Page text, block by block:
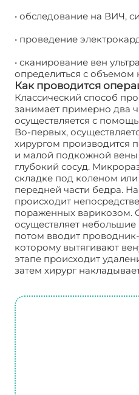
• обследование на ВИЧ,
• проведение
• сканирование вен
определиться с
Как проводится
Классический способ
занимает примерно два
осуществляется с
Во-первых,
хирургом производится
и малой подкожной вены
глубокий сосуд.
складке под коленом
передней части бедра.
происходит
пораженных варикозом.
осуществляет
потом вводит
которому вытягивают
этапе происходит
затем хирург